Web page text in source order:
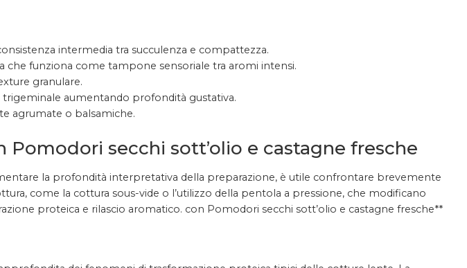
intermedia tra succulenza e compattezza.
che funziona come tampone sensoriale tra aromi intensi.
granulare.
aumentando profondità gustativa.
agrumate o balsamiche.
Pomodori secchi sott’olio e castagne fresche
la profondità interpretativa della preparazione, è utile confrontare brevemente
come la cottura sous-vide o l’utilizzo della pentola a pressione, che modificano
proteica e rilascio aromatico. con Pomodori secchi sott’olio e castagne fresche**